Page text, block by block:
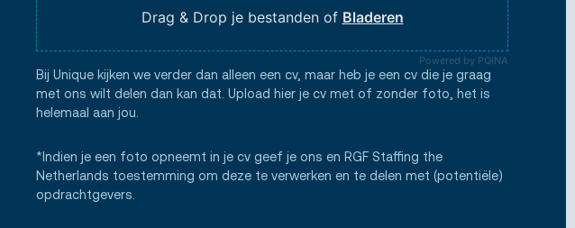
Powered by PQINA
Drag & Drop je bestanden of Bladeren
Bij Unique kijken we verder dan alleen een cv, maar heb je een cv die je graag
met ons wilt delen dan kan dat. Upload hier je cv met of zonder foto, het is
helemaal aan jou.
*Indien je een foto opneemt in je cv geef je ons en RGF Staffing the
Netherlands toestemming om deze te verwerken en te delen met (potentiële)
opdrachtgevers.